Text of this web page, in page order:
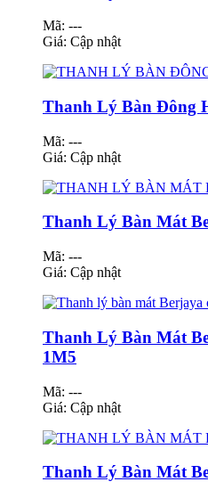
Mã: ---
Giá: Cập nhật
Thanh Lý Bàn Đông
Mã: ---
Giá: Cập nhật
Thanh Lý Bàn Mát
Mã: ---
Giá: Cập nhật
Thanh Lý Bàn Mát
1M5
Mã: ---
Giá: Cập nhật
Thanh Lý Bàn Mát